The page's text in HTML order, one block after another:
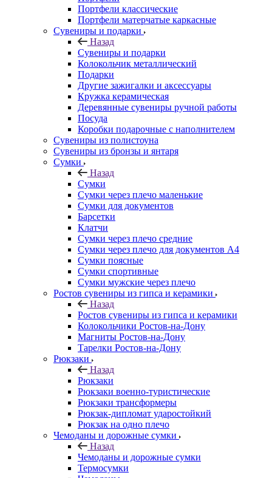
Портфели классические
Портфели матерчатые каркасные
Сувениры и подарки
Назад
Сувениры и подарки
Колокольчик металлический
Подарки
Другие зажигалки и аксессуары
Кружка керамическая
Деревянные сувениры ручной работы
Посуда
Коробки подарочные с наполнителем
Сувениры из полистоуна
Сувениры из бронзы и янтаря
Сумки
Назад
Сумки
Сумки через плечо маленькие
Сумки для документов
Барсетки
Клатчи
Сумки через плечо средние
Сумки через плечо для документов А4
Сумки поясные
Сумки спортивные
Сумки мужские через плечо
Ростов сувениры из гипса и керамики
Назад
Ростов сувениры из гипса и керамики
Колокольчики Ростов-на-Дону
Магниты Ростов-на-Дону
Тарелки Ростов-на-Дону
Рюкзаки
Назад
Рюкзаки
Рюкзаки военно-туристические
Рюкзаки трансформеры
Рюкзак-дипломат ударостойкий
Рюкзак на одно плечо
Чемоданы и дорожные сумки
Назад
Чемоданы и дорожные сумки
Термосумки